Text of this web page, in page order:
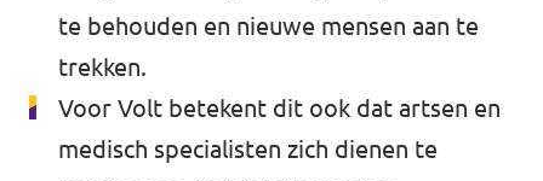
Volt Europa
Volt is een pan-Europese partij en beweging
te behouden en nieuwe mensen aan te
trekken.
Voor Volt betekent dit ook dat artsen en
medisch specialisten zich dienen te